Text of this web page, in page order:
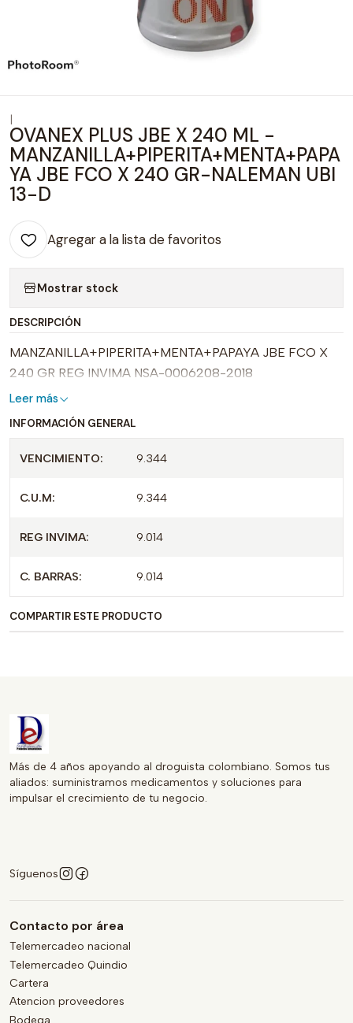
OVANEX PLUS JBE X 240 ML -
MANZANILLA+PIPERITA+MENTA+PAPA
YA JBE FCO X 240 GR-NALEMAN UBI
13-D
Agregar a la lista de favoritos
Mostrar stock
DESCRIPCIÓN
MANZANILLA+PIPERITA+MENTA+PAPAYA JBE FCO X
240 GR REG INVIMA NSA-0006208-2018
Leer más
INFORMACIÓN GENERAL
VENCIMIENTO: 9.344
C.U.M: 9.344
REG INVIMA: 9.014
C. BARRAS: 9.014
COMPARTIR ESTE PRODUCTO
Más de 4 años apoyando al droguista colombiano. Somos tus
aliados: suministramos medicamentos y soluciones para
impulsar el crecimiento de tu negocio.
Síguenos
Contacto por área
Telemercadeo nacional
Telemercadeo Quindio
Cartera
Atencion proveedores
Bodega